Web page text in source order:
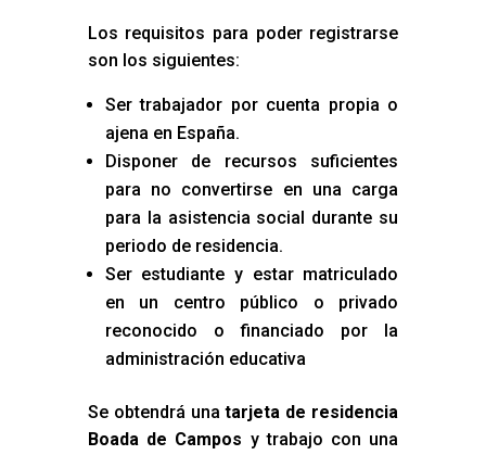
Los requisitos para poder registrarse
son los siguientes:
Ser trabajador por cuenta propia o
ajena en España.
Disponer de recursos suficientes
para no convertirse en una carga
para la asistencia social durante su
periodo de residencia.
Ser estudiante y estar matriculado
en un centro público o privado
reconocido o financiado por la
administración educativa
Se obtendrá unatarjeta de residencia
Boada de Campos y trabajo con una